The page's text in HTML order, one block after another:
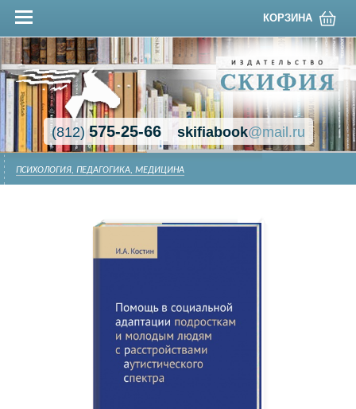
КОРЗИНА
(812)575-25-66 skifiabook@mail.ru
ПСИХОЛОГИЯ, ПЕДАГОГИКА, МЕДИЦИНА